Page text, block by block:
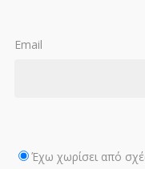
Email
Έχω χωρίσει από